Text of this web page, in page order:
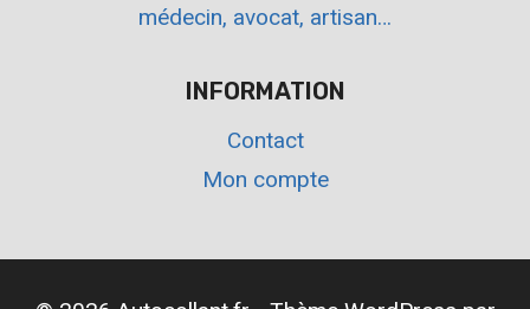
médecin, avocat, artisan…
INFORMATION
Contact
Mon compte